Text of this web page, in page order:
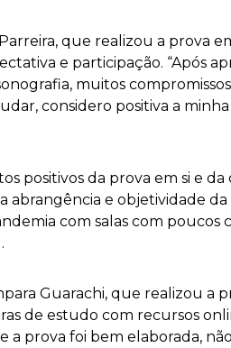
que realizou a prova
e participação. “Após
muitos
considero positiva a
positivos da prova em si e da
abrangência e objetividade da
com salas com poucos
Guarachi, que realizou a
de estudo com recursos
a prova foi bem elaborada,